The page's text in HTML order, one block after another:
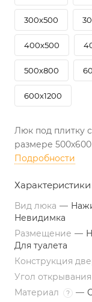
300х500
400х500
500х800
600х1200
Люк под плитку
размере
Подробности
Характеристики
Вид люка —
Невидимка
Размещение —
Для туалета
Конструкция
Угол открывания
Материал
? —